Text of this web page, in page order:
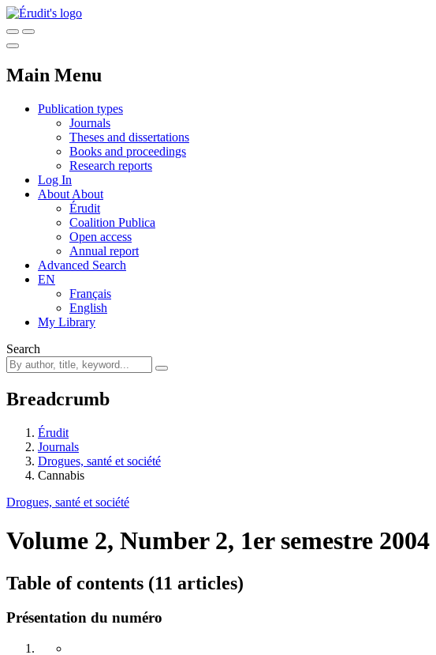
Main Menu
Publication types
Journals
Theses and dissertations
Books and proceedings
Research reports
Log In
About About
Érudit
Coalition Publica
Open access
Annual report
Advanced Search
EN
Français
English
My Library
Search
Breadcrumb
Érudit
Journals
Drogues, santé et société
Cannabis
Drogues, santé et société
Volume 2, Number 2, 1er semestre 2004
Table of contents (11 articles)
Présentation du numéro